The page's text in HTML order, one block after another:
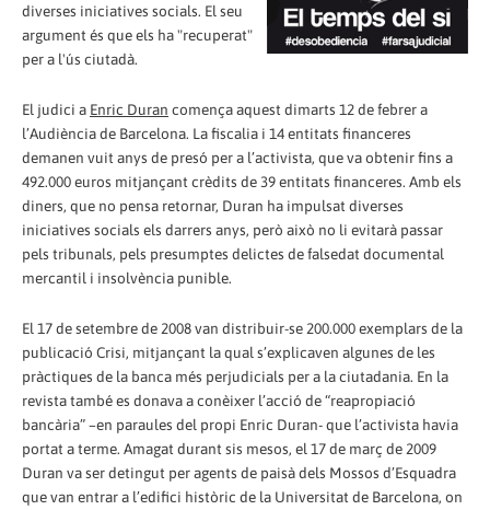
diverses iniciatives socials. El seu
argument és que els ha "recuperat"
per a l'ús ciutadà.
El judici a Enric Duran comença aquest dimarts 12 de febrer a
l’Audiència de Barcelona. La fiscalia i 14 entitats financeres
demanen vuit anys de presó per a l’activista, que va obtenir fins a
492.000 euros mitjançant crèdits de 39 entitats financeres. Amb els
diners, que no pensa retornar, Duran ha impulsat diverses
iniciatives socials els darrers anys, però això no li evitarà passar
pels tribunals, pels presumptes delictes de falsedat documental
mercantil i insolvència punible.
El 17 de setembre de 2008 van distribuir-se 200.000 exemplars de la
publicació Crisi, mitjançant la qual s’explicaven algunes de les
pràctiques de la banca més perjudicials per a la ciutadania. En la
revista també es donava a conèixer l’acció de “reapropiació
bancària” –en paraules del propi Enric Duran- que l’activista havia
portat a terme. Amagat durant sis mesos, el 17 de març de 2009
Duran va ser detingut per agents de paisà dels Mossos d’Esquadra
que van entrar a l’edifici històric de la Universitat de Barcelona, on